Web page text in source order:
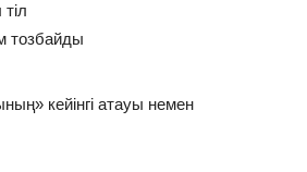
тозбайды
кейінгі атауы немен